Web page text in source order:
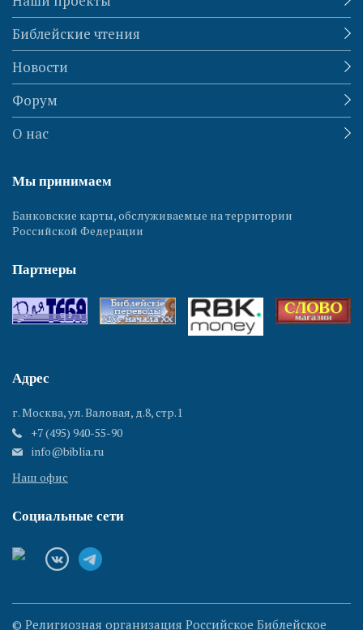
Библейские чтения
Новости
Форум
О нас
Мы принимаем
Банковские карты, обслуживаемые на территории
Российской Федерации
Партнеры
Адрес
г. Москва, ул. Валовая, д.8, стр.1
+7 (495) 940-55-90
info@biblia.ru
Наш офис
Социальные сети
© Религиозная организация Российское Библейское